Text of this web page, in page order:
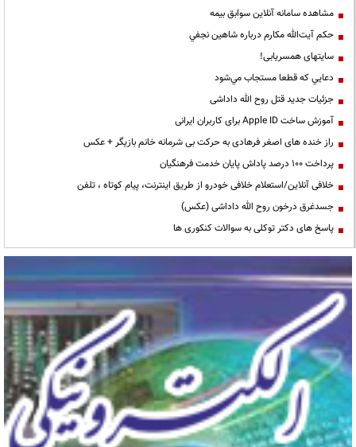
مشاهده سامانه آنلاين سوابق بیمه
حكم آيت‌الله مكارم درباره شاهين نجفي
سایتهای همسریابی!
دعايي كه قطعا مستجاب مي‌شود
جزئیات جدید قتل روح الله داداشی
آموزش ساخت Apple ID برای کاربران ایرانی
راز خنده های اصغر فرهادی به حرکت بی شرمانه خانم بازیگر + عکس
پرداخت ۱۰۰ درصد پاداش پایان خدمت فرهنگیان
خلافی آنلاین/استعلام خلافی خودرو از طریق اینترنت، پیام کوتاه ، تلفن
جسدغرق درخون روح الله داداشی (عکس)
پاسخ های دکتر توکلی به سوالات کنکوری ها